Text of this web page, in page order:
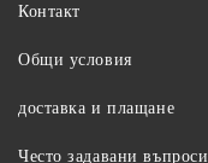
Контакт
Общи условия
доставка и плащане
Често задавани въпроси